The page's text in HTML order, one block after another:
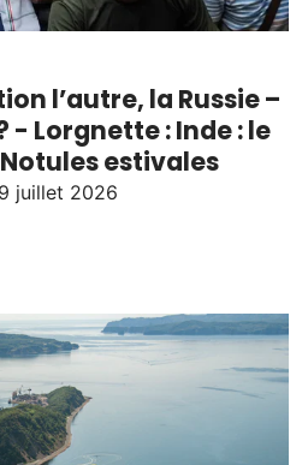
l’autre, la Russie –
- Lorgnette : Inde : le
estivales
juillet 2026